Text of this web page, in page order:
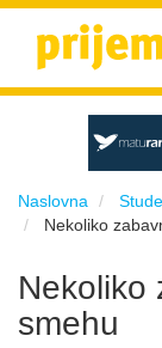
Naslovna
Nekoliko
Nekoliko
smehu